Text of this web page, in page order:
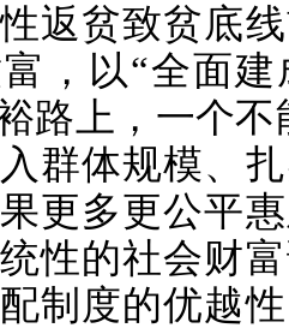
返贫致贫底
，以“全面
路上，一个
群体规模、
更多更公平
性的社会财
制度的优越